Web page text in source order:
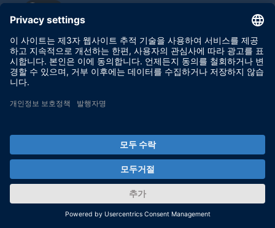
By activating the input form, you consent to personal data
being transmitted to Click Dimensions within the EU, in the
USA, Canada or Australia. More on this in ourprivacy policy.
Your partner in simulation and validation